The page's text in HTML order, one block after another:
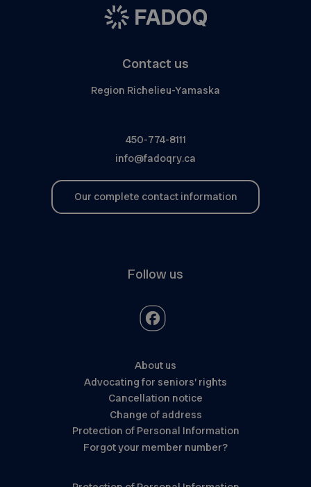
Contact us
Region Richelieu-Yamaska
450-774-8111
info@fadoqry.ca
Our complete contact information
Follow us
About us
Advocating for seniors’ rights
Cancellation notice
Change of address
Protection of Personal Information
Forgot your member number?